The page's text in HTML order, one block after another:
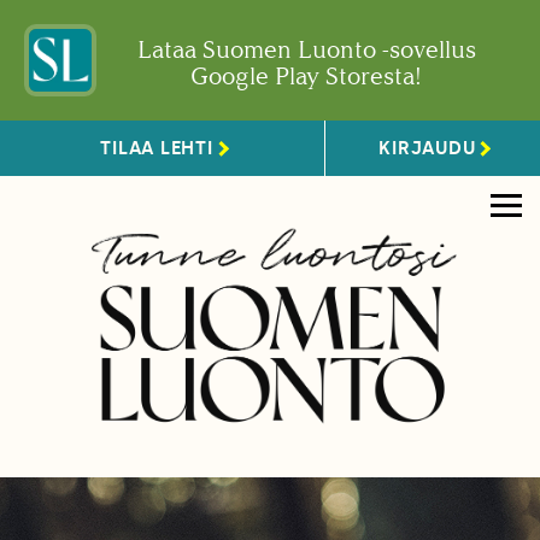
Lataa Suomen Luonto -sovellus
Google Play Storesta!
TILAA LEHTI KIRJAUDU